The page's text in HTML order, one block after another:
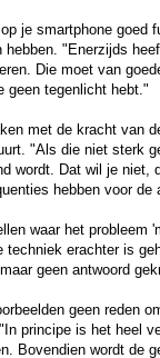
je smartphone goed
hebben. "Enerzijds
Die moet van
geen tegenlicht hebt."
met de kracht van
"Als die niet sterk
wordt. Dat wil je niet,
hebben voor de
waar het probleem
techniek erachter is
geen antwoord
geen reden
principe is het heel
Bovendien wordt de